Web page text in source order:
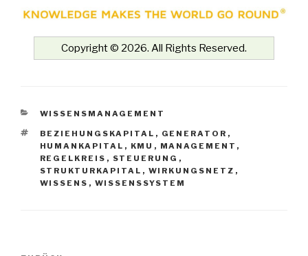
Copyright © 2026. All Rights Reserved.
KATEGORIEN
WISSENSMANAGEMENT
SCHLAGWÖRTER
BEZIEHUNGSKAPITAL , GENERATOR ,
HUMANKAPITAL , KMU , MANAGEMENT ,
REGELKREIS , STEUERUNG ,
STRUKTURKAPITAL , WIRKUNGSNETZ ,
WISSENS , WISSENSSYSTEM
Beitrags-